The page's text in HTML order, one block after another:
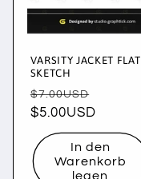
VARSITY JACKET FLAT
SKETCH
Normaler
Preis
$7.00USD
$5.00USD
In den
Warenkorb
legen